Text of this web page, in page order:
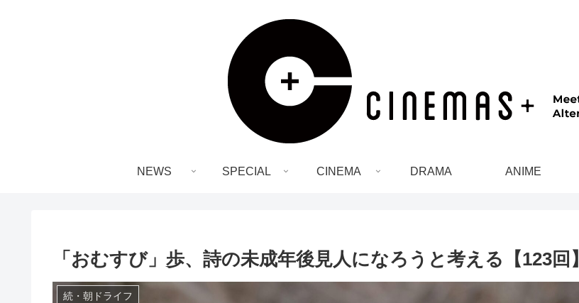
NEWS SPECIAL CINEMA DRAMA ANIME
「おむすび」歩、詩の未成年後見人になろうと考える【123回】
続・朝ドライフ